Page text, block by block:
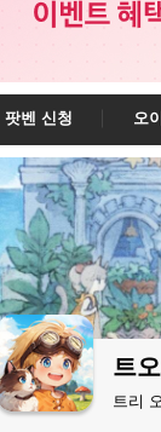
팟벤 신청 오
트
트리